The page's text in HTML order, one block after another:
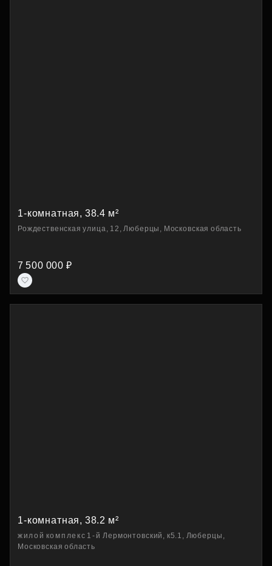
1-комнатная, 38.4 м²
Рождественская улица, 12, Люберцы, Московская область
7 500 000 ₽
1-комнатная, 38.2 м²
жилой комплекс 1-й Лермонтовский, к5.1, Люберцы,
Московская область